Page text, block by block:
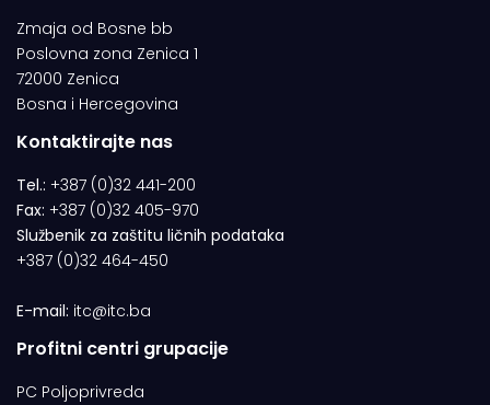
Zmaja od Bosne bb
Poslovna zona Zenica 1
72000 Zenica
Bosna i Hercegovina
Kontaktirajte nas
Tel.: +387 (0)32 441-200
Fax: +387 (0)32 405-970
Službenik za zaštitu ličnih podataka
+387 (0)32 464-450
E-mail: itc@itc.ba
Profitni centri grupacije
PC Poljoprivreda